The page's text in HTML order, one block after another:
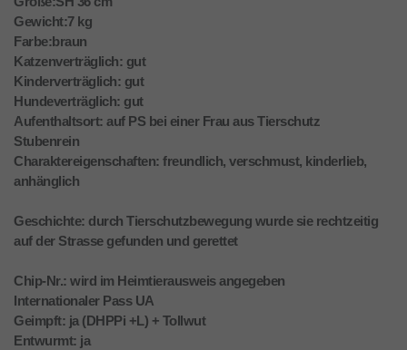
Gewicht:7 kg
Farbe:braun
Katzenverträglich: gut
Kinderverträglich: gut
Hundeverträglich: gut
Aufenthaltsort: auf PS bei einer Frau aus Tierschutz
Stubenrein
Charaktereigenschaften: freundlich, verschmust, kinderlieb,
anhänglich
Geschichte: durch Tierschutzbewegung wurde sie rechtzeitig
auf der Strasse gefunden und gerettet
Chip-Nr.: wird im Heimtierausweis angegeben
Internationaler Pass UA
Geimpft: ja (DHPPi +L) + Tollwut
Entwurmt: ja